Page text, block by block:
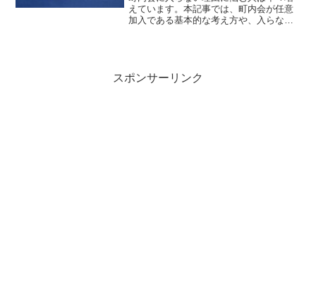
えています。本記事では、町内会が任意
加入である基本的な考え方や、入らない
スポンサーリンク